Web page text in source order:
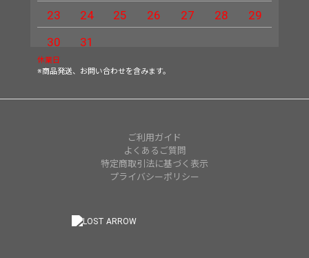
23
24 25 26 27 28
29
30
31
休業日
※商品発送、お問い合わせを含みます。
ご利用ガイド
よくあるご質問
特定商取引法に基づく表示
プライバシーポリシー